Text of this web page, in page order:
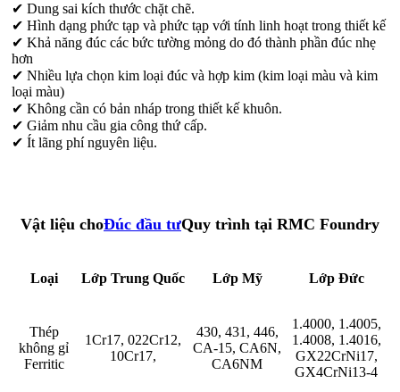
✔ Dung sai kích thước chặt chẽ.
✔ Hình dạng phức tạp và phức tạp với tính linh hoạt trong thiết kế
✔ Khả năng đúc các bức tường mỏng do đó thành phần đúc nhẹ
hơn
✔ Nhiều lựa chọn kim loại đúc và hợp kim (kim loại màu và kim
loại màu)
✔ Không cần có bản nháp trong thiết kế khuôn.
✔ Giảm nhu cầu gia công thứ cấp.
✔ Ít lãng phí nguyên liệu.
Vật liệu choĐúc đầu tưQuy trình tại RMC Foundry
Loại Lớp Trung Quốc Lớp Mỹ Lớp Đức
Thép
không gỉ
Ferritic
1Cr17, 022Cr12,
10Cr17,
430, 431, 446,
CA-15, CA6N,
CA6NM
1.4000, 1.4005,
1.4008, 1.4016,
GX22CrNi17,
GX4CrNi13-4